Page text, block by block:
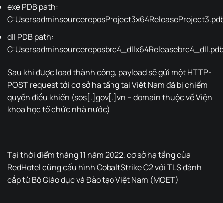
exe PDB path:
dll PDB path:
C:Usersadminsourcereposbrc4_dllx64Releasebrc4_dll.pdb
Sau khi được load thành công, payload sẽ gửi một HTTP-
POST request tới cơ sở hạ tầng tại Việt Nam đã bị chiếm
quyền điều khiển (sos[.]gov[.]vn – domain thuộc về Viện
khoa học tổ chức nhà nước).
Tại thời điểm tháng 11 năm 2022, cơ sở hạ tầng của
RedHotel cũng cấu hình CobaltStrike C2 với TLS đánh
cắp từ Bộ Giáo dục và Đào tạo Việt Nam (MOET)